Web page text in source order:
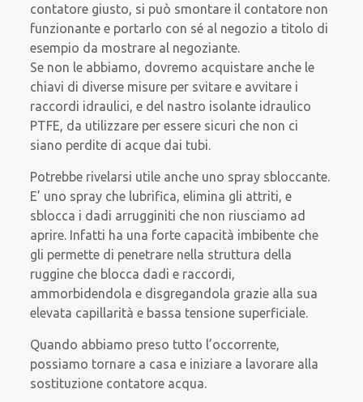
contatore giusto, si può smontare il contatore non
funzionante e portarlo con sé al negozio a titolo di
esempio da mostrare al negoziante.
Se non le abbiamo, dovremo acquistare anche le
chiavi di diverse misure per svitare e avvitare i
raccordi idraulici, e del nastro isolante idraulico
PTFE, da utilizzare per essere sicuri che non ci
siano perdite di acque dai tubi.
Potrebbe rivelarsi utile anche uno spray sbloccante.
E’ uno spray che lubrifica, elimina gli attriti, e
sblocca i dadi arrugginiti che non riusciamo ad
aprire. Infatti ha una forte capacità imbibente che
gli permette di penetrare nella struttura della
ruggine che blocca dadi e raccordi,
ammorbidendola e disgregandola grazie alla sua
elevata capillarità e bassa tensione superficiale.
Quando abbiamo preso tutto l’occorrente,
possiamo tornare a casa e iniziare a lavorare alla
sostituzione contatore acqua.